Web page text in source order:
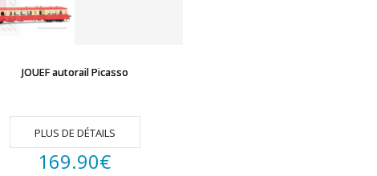
JOUEF autorail Picasso
PLUS DE DÉTAILS
169.90€